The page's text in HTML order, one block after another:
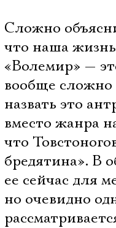
Сложно
что наша
«Волемир» —
вообще
назвать это
вместо жанра
что
бредятина». В
ее сейчас для
но очевидно